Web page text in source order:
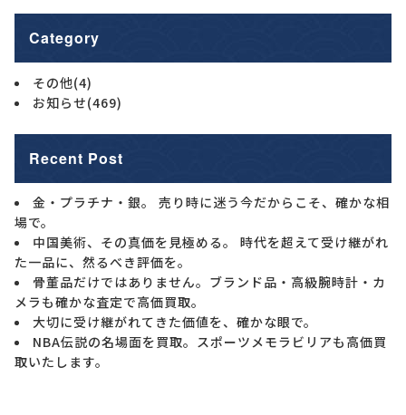
Category
その他(4)
お知らせ(469)
Recent Post
金・プラチナ・銀。 売り時に迷う今だからこそ、確かな相
場で。
中国美術、その真価を見極める。 時代を超えて受け継がれ
た一品に、然るべき評価を。
骨董品だけではありません。ブランド品・高級腕時計・カ
メラも確かな査定で高価買取。
大切に受け継がれてきた価値を、確かな眼で。
NBA伝説の名場面を買取。スポーツメモラビリアも高価買
取いたします。